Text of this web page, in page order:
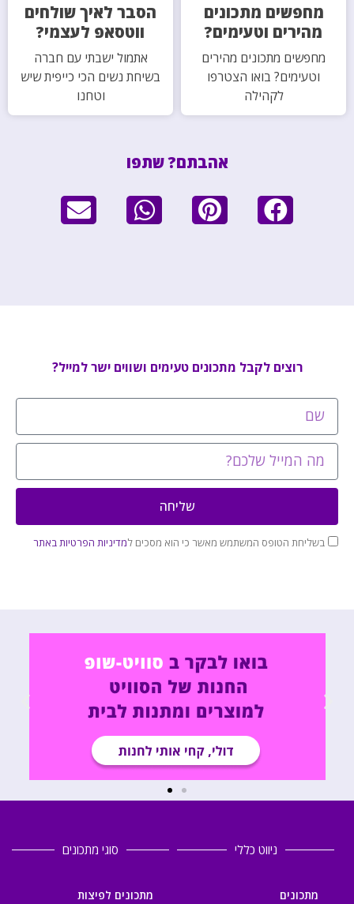
מחפשים מתכונים
מהירים וטעימים?
מחפשים מתכונים מהירים
וטעימים? בואו הצטרפו
לקהילה
הסבר לאיך שולחים
ווטסאפ לעצמי?
אתמול ישבתי עם חברה
בשיחת נשים הכי כייפית שיש
וטחנו
אהבתם? שתפו
רוצים לקבל מתכונים טעימים ושווים ישר למייל?
בשליחת הטופס המשתמש מאשר כי הוא מסכים למדיניות הפרטיות באתר
שליחה
ניווט כללי
מתכונים
סוגי מתכונים
מתכונים לפיצות